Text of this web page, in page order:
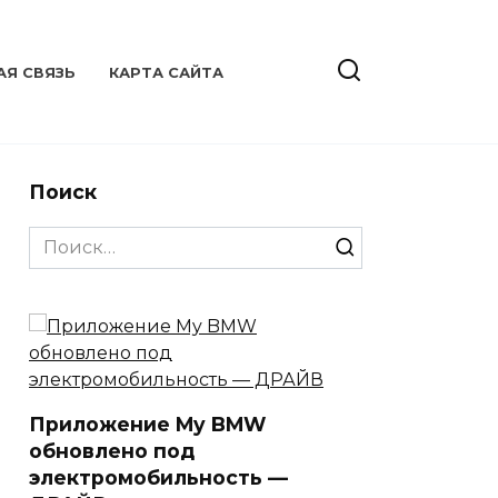
СВЯЗЬ КАРТА САЙТА
Поиск
Search
for:
Приложение My BMW
обновлено под
электромобильность —